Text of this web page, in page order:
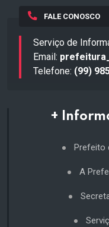
FALE CONOSCO
Serviço de
Email:
Telefone: (99)
+
Prefeito
A